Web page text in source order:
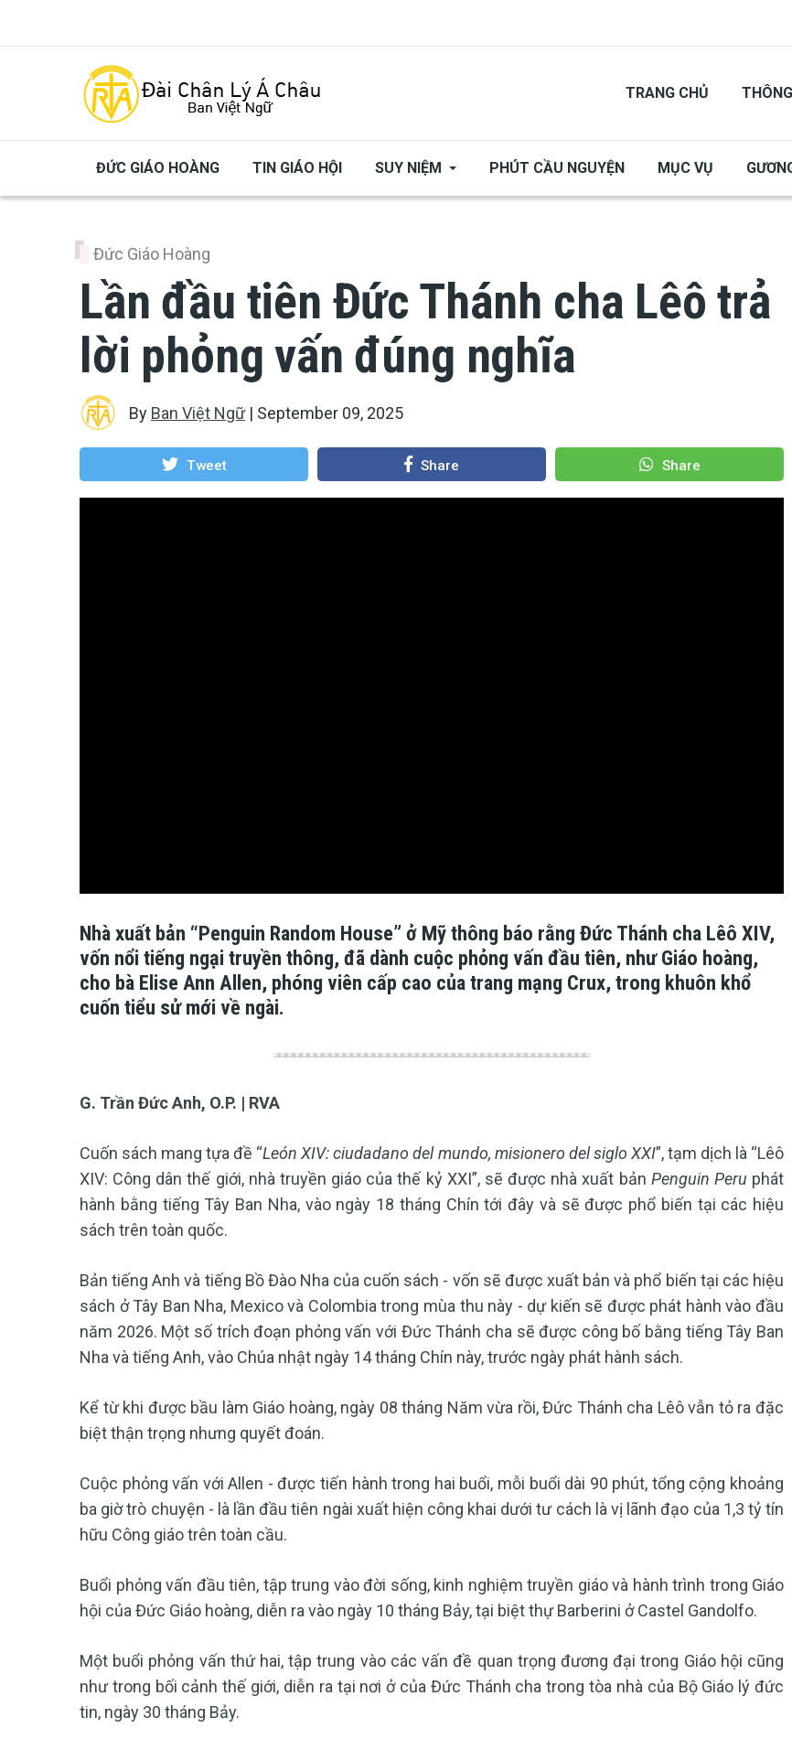
TRANG CHỦ
ĐỨC GIÁO HOÀNG TIN GIÁO HỘI SUY NIỆM PHÚT CẦU NGUYỆN MỤC VỤ
Đức Giáo Hoàng
Lần đầu tiên Đức Thánh cha Lêô trả
lời phỏng vấn đúng nghĩa
By Ban Việt Ngữ| September 09, 2025
Tweet Share Share
Nhà xuất bản “Penguin Random House” ở Mỹ thông báo rằng Đức Thánh cha Lêô XIV,
vốn nổi tiếng ngại truyền thông, đã dành cuộc phỏng vấn đầu tiên, như Giáo hoàng,
cho bà Elise Ann Allen, phóng viên cấp cao của trang mạng Crux, trong khuôn khổ
cuốn tiểu sử mới về ngài.
G. Trần Đức Anh, O.P. | RVA
Cuốn sách mang tựa đề “León XIV: ciudadano del mundo, misionero del siglo XXI”, tạm dịch là “Lêô
XIV: Công dân thế giới, nhà truyền giáo của thế kỷ XXI”, sẽ được nhà xuất bản Penguin Peru phát
hành bằng tiếng Tây Ban Nha, vào ngày 18 tháng Chín tới đây và sẽ được phổ biến tại các hiệu
sách trên toàn quốc.
Bản tiếng Anh và tiếng Bồ Đào Nha của cuốn sách - vốn sẽ được xuất bản và phổ biến tại các hiệu
sách ở Tây Ban Nha, Mexico và Colombia trong mùa thu này - dự kiến sẽ được phát hành vào đầu
năm 2026. Một số trích đoạn phỏng vấn với Đức Thánh cha sẽ được công bố bằng tiếng Tây Ban
Nha và tiếng Anh, vào Chúa nhật ngày 14 tháng Chín này, trước ngày phát hành sách.
Kể từ khi được bầu làm Giáo hoàng, ngày 08 tháng Năm vừa rồi, Đức Thánh cha Lêô vẫn tỏ ra đặc
biệt thận trọng nhưng quyết đoán.
Cuộc phỏng vấn với Allen - được tiến hành trong hai buổi, mỗi buổi dài 90 phút, tổng cộng khoảng
ba giờ trò chuyện - là lần đầu tiên ngài xuất hiện công khai dưới tư cách là vị lãnh đạo của 1,3 tỷ tín
hữu Công giáo trên toàn cầu.
Buổi phỏng vấn đầu tiên, tập trung vào đời sống, kinh nghiệm truyền giáo và hành trình trong Giáo
hội của Đức Giáo hoàng, diễn ra vào ngày 10 tháng Bảy, tại biệt thự Barberini ở Castel Gandolfo.
Một buổi phỏng vấn thứ hai, tập trung vào các vấn đề quan trọng đương đại trong Giáo hội cũng
như trong bối cảnh thế giới, diễn ra tại nơi ở của Đức Thánh cha trong tòa nhà của Bộ Giáo lý đức
tin, ngày 30 tháng Bảy.